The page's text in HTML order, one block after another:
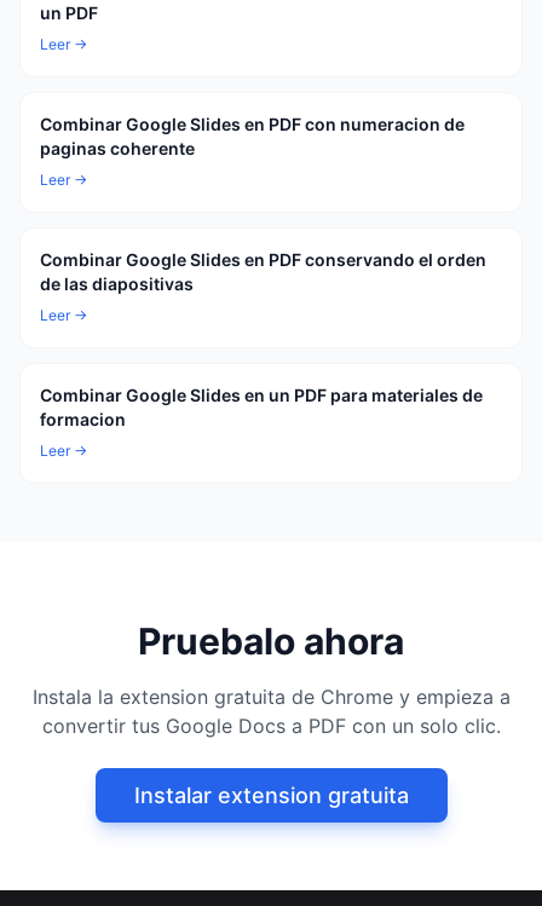
un PDF
Leer →
Combinar Google Slides en PDF con numeracion de
paginas coherente
Leer →
Combinar Google Slides en PDF conservando el orden
de las diapositivas
Leer →
Combinar Google Slides en un PDF para materiales de
formacion
Leer →
Pruebalo ahora
Instala la extension gratuita de Chrome y empieza a
convertir tus Google Docs a PDF con un solo clic.
Instalar extension gratuita